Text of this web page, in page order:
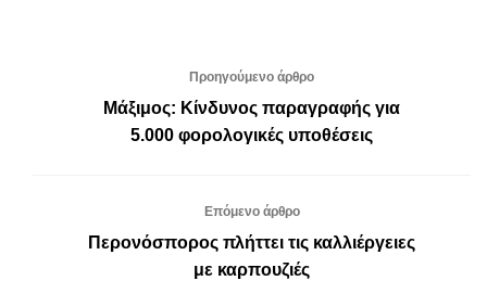
Προηγούμενο άρθρο
Μάξιμος: Κίνδυνος παραγραφής για
5.000 φορολογικές υποθέσεις
Επόμενο άρθρο
Περονόσπορος πλήττει τις καλλιέργειες
με καρπουζιές